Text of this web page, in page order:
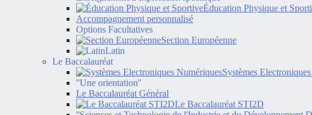
Éducation Physique et
Accompagnement personnalisé
Options Facultatives
Section Européenne
Latin
Le Baccalauréat
Systèmes
''Une orientation''
Le Baccalauréat Général
Le Baccalauréat STI2D